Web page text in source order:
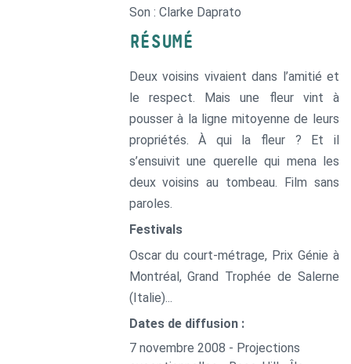
Son : Clarke Daprato
RÉSUMÉ
Deux voisins vivaient dans l’amitié et
le respect. Mais une fleur vint à
pousser à la ligne mitoyenne de leurs
propriétés. À qui la fleur ? Et il
s’ensuivit une querelle qui mena les
deux voisins au tombeau. Film sans
paroles.
Festivals
Oscar du court-métrage, Prix Génie à
Montréal, Grand Trophée de Salerne
(Italie)...
Dates de diffusion :
7 novembre 2008 - Projections